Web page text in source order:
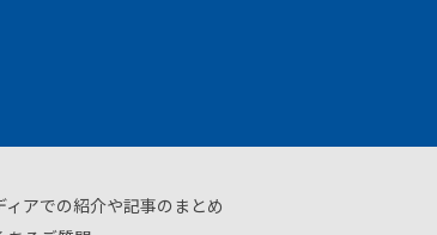
ィアでの紹介や記事のまとめ